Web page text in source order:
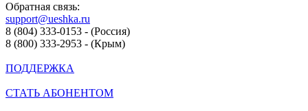
Обратная связь:
support@ueshka.ru
8 (804) 333-0153 - (Россия)
8 (800) 333-2953 - (Крым)
ПОДДЕРЖКА
СТАТЬ АБОНЕНТОМ